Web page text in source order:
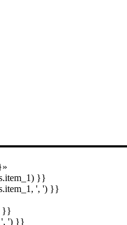
}}
', ') }}
}}
', ') }}